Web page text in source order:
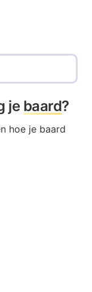
je baard?
hoe je baard